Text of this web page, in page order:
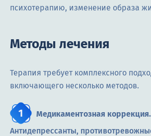
психотерапию, изменение образа
Методы лечения
Терапия требует комплексного
включающего несколько методов.
Медикаментозная коррекция.
Антидепрессанты,